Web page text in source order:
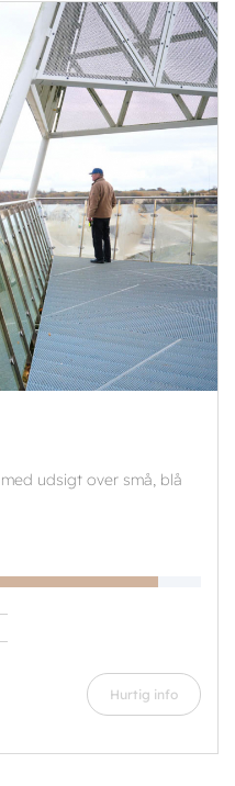
udsigt over små, blå
Hurtig info